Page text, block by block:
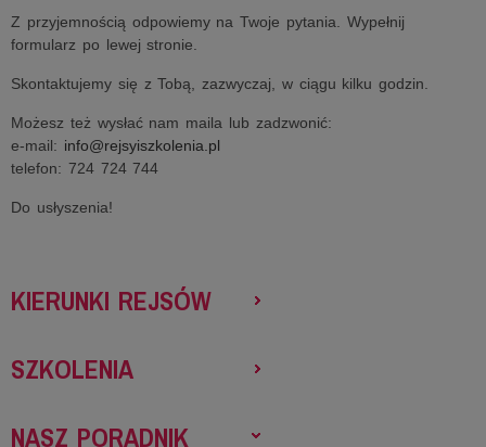
Z przyjemnością odpowiemy na Twoje pytania. Wypełnij
formularz po lewej stronie.
Skontaktujemy się z Tobą, zazwyczaj, w ciągu kilku godzin.
Możesz też wysłać nam maila lub zadzwonić:
e-mail: info@rejsyiszkolenia.pl
telefon: 724 724 744
Do usłyszenia!
KIERUNKI REJSÓW
SZKOLENIA
NASZ PORADNIK